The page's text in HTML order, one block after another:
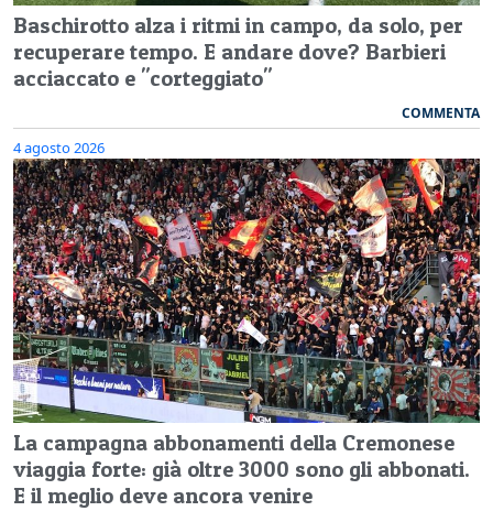
Baschirotto alza i ritmi in campo, da solo, per
recuperare tempo. E andare dove? Barbieri
acciaccato e "corteggiato"
COMMENTA
4 agosto 2026
La campagna abbonamenti della Cremonese
viaggia forte: già oltre 3000 sono gli abbonati.
E il meglio deve ancora venire